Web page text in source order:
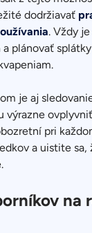
dodržiavať
. Vždy
plánovať
je aj
výrazne
pri
a uistite sa,
na